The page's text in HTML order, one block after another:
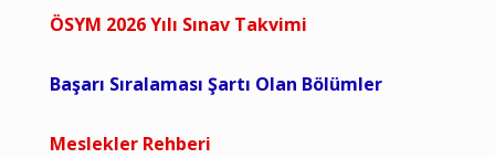
ÖSYM 2026 Yılı Sınav Takvimi
Başarı Sıralaması Şartı Olan Bölümler
Meslekler Rehberi